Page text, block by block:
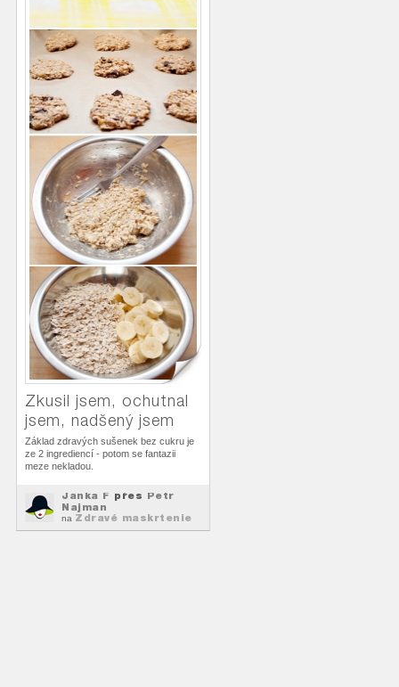
Zkusil jsem, ochutnal
jsem, nadšený jsem
Základ zdravých sušenek bez cukru je
ze 2 ingrediencí - potom se fantazii
meze nekladou.
Janka F přes Petr
Najman
na Zdravé maskrtenie